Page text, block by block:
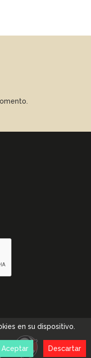
en su dispositivo.
Descartar
Aceptar